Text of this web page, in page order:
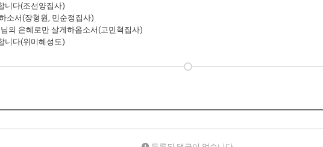
니다(조선양집사)
소서(장형원, 민순정집사)
의 은혜로만 살게하옵소서(고민혁집사)
니다(위미혜성도)